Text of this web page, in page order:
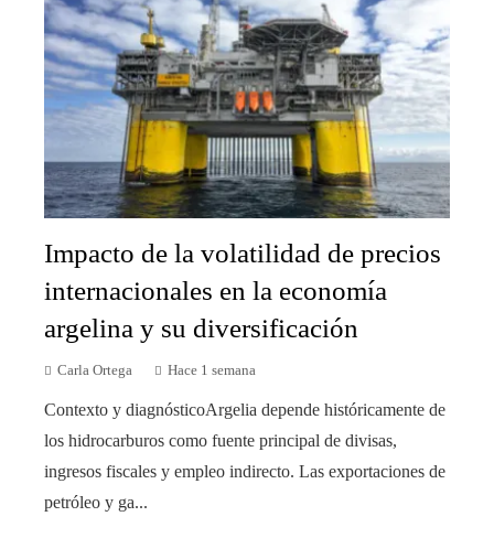
Impacto de la volatilidad de precios
internacionales en la economía
argelina y su diversificación
Carla Ortega Hace 1 semana
Contexto y diagnósticoArgelia depende históricamente de
los hidrocarburos como fuente principal de divisas,
ingresos fiscales y empleo indirecto. Las exportaciones de
petróleo y ga...